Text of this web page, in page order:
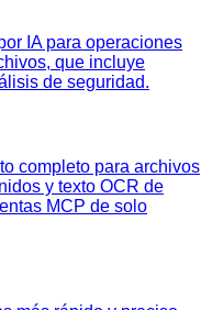
IA para operaciones
que incluye
de seguridad.
completo para archivos
y texto OCR de
MCP de solo